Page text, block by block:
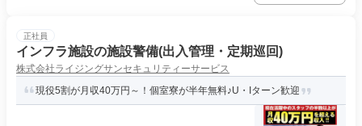
正社員
インフラ施設の施設警備(出入管理・定期巡回)
株式会社ライジングサンセキュリティーサービス
現役5割が月収40万円～！個室寮が半年無料♪U・Iターン歓迎